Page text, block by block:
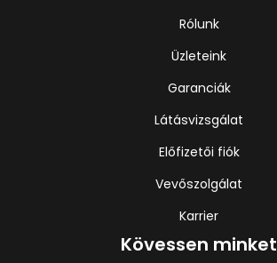
Rólunk
Üzleteink
Garanciák
Látásvizsgálat
Előfizetői fiók
Vevőszolgálat
Karrier
Kövessen minket